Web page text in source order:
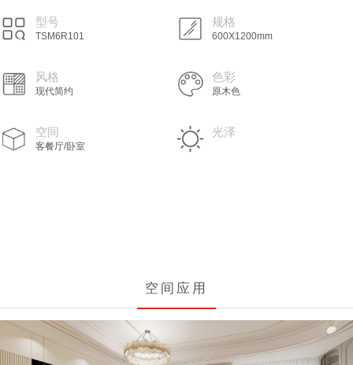
型号
TSM6R101
规格
600X1200mm
风格
现代简约
色彩
原木色
空间
客餐厅/卧室
光泽
空间应用